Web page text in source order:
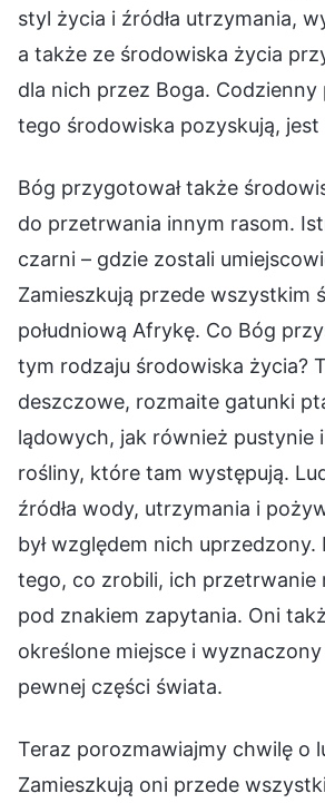
styl życia i źródła utrzymania,
a także ze środowiska życia
dla nich przez Boga.
tego środowiska pozyskują,
Bóg przygotował także
do przetrwania innym rasom.
czarni – gdzie zostali
Zamieszkują przede wszystkim
południową Afrykę. Co Bóg
tym rodzaju środowiska życia?
deszczowe, rozmaite gatunki
lądowych, jak również pustynie
rośliny, które tam występują.
źródła wody, utrzymania i
był względem nich uprzedzony.
tego, co zrobili, ich przetrwanie
pod znakiem zapytania. Oni
określone miejsce i
pewnej części świata.
Teraz porozmawiajmy chwilę o
Zamieszkują oni przede